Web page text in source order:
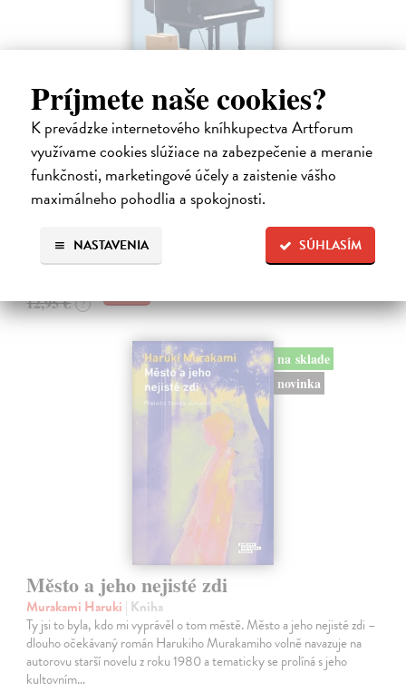
Príjmete naše cookies?
K prevádzke internetového kníhkupectva Artforum
využívame cookies slúžiace na zabezpečenie a meranie
funkčnosti, marketingové účely a zaistenie vášho
maximálneho pohodlia a spokojnosti.
SÚHLASÍM
NASTAVENIA
Rieka času
Mercier Pascal| Kniha
Pascal Mercier bol vždy majstrom filozofického rozprávania. Romány
Nočný vlak do Lisabonu či Váha slov podnietili milióny čitateľov k
Na sklade ?
12,30 €
12,95 € ?
na sklade
novinka
Město a jeho nejisté zdi
Murakami Haruki | Kniha
Ty jsi to byla, kdo mi vyprávěl o tom městě. Město a jeho nejisté zdi –
dlouho očekávaný román Harukiho Murakamiho volně navazuje na
autorovu starší novelu z roku 1980 a tematicky se prolíná s jeho
kultovním…